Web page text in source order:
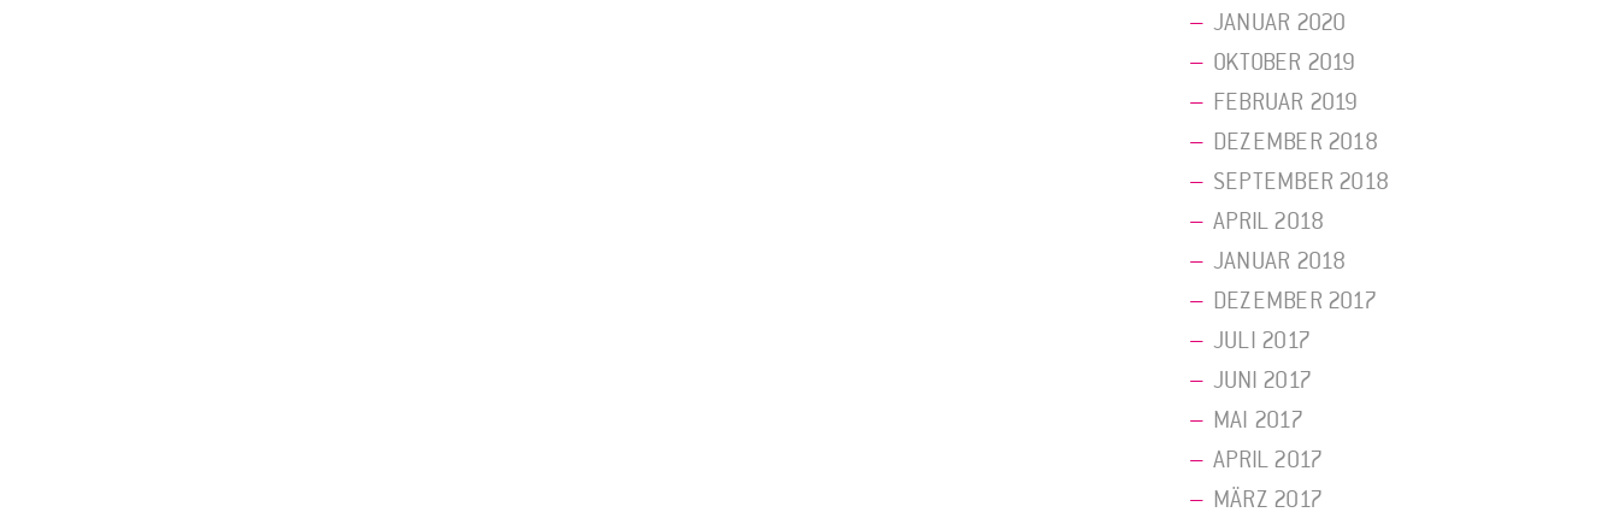
JANUAR 2020
OKTOBER 2019
FEBRUAR 2019
DEZEMBER 2018
SEPTEMBER 2018
APRIL 2018
JANUAR 2018
DEZEMBER 2017
JULI 2017
JUNI 2017
MAI 2017
APRIL 2017
MÄRZ 2017